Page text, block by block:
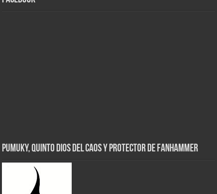
Pumuky, Quinto Dios del Caos y Protector de FanHammer